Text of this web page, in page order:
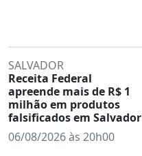
SALVADOR
Receita Federal
apreende mais de R$ 1
milhão em produtos
falsificados em Salvador
06/08/2026 às 20h00